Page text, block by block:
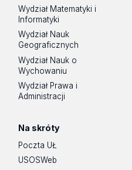
Wydział Matematyki i
Informatyki
Wydział Nauk
Geograficznych
Wydział Nauk o
Wychowaniu
Wydział Prawa i
Administracji
Na skróty
Poczta UŁ
USOSWeb